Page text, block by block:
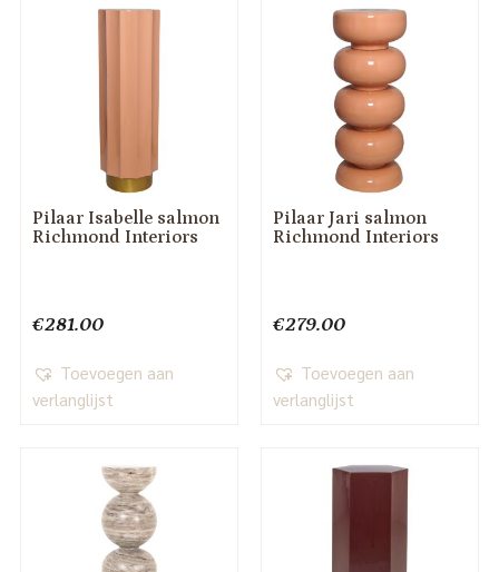
Pilaar Isabelle salmon
Richmond Interiors
€281.00
Toevoegen aan
verlanglijst
Pilaar Jari salmon
Richmond Interiors
€279.00
Toevoegen aan
verlanglijst